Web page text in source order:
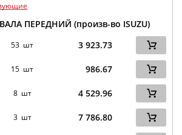
ПЕРЕДНИЙ (произв-во ISUZU)
53 шт 3 923.73
15 шт 986.67
8 шт 4 529.96
3 шт 7 786.80